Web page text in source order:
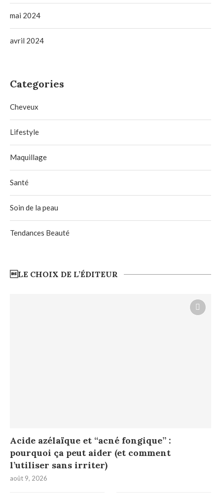
mai 2024
avril 2024
Categories
Cheveux
Lifestyle
Maquillage
Santé
Soin de la peau
Tendances Beauté
LE CHOIX DE L’ÉDITEUR
Acide azélaïque et “acné fongique” :
pourquoi ça peut aider (et comment
l’utiliser sans irriter)
août 9, 2026